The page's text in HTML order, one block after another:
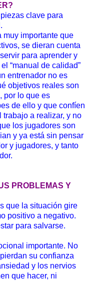
clave para
muy importante que
se dieran cuenta
para aprender y
“manual de calidad”
entrenador no es
objetivos reales son
por lo que es
de ello y que confíen
a realizar, y no
los jugadores son
y ya está sin pensar
y jugadores, y tanto
PROBLEMAS Y
que la situación gire
positivo a negativo.
para salvarse.
importante. No
su confianza
y los nervios
que hacer, ni